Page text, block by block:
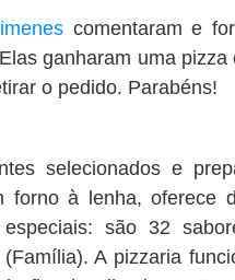
comentaram e
ganharam uma pizza
o pedido. Parabéns!
selecionados e
forno à lenha, oferece
são 32
A pizzaria